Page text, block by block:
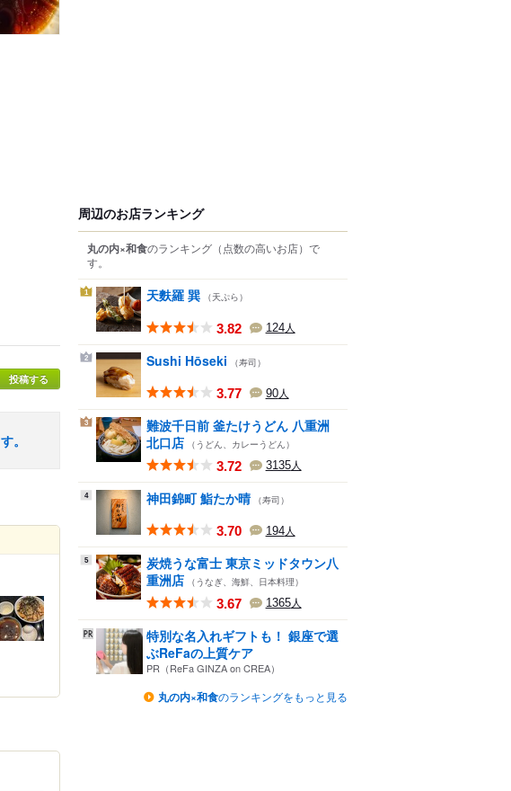
投稿する
。
周辺のお店ランキング
丸の内×和食のランキング （点数の高いお店） で
す。
1 天麩羅 巽 （天ぷら）
3.82 124人
2 Sushi Hōseki （寿司）
3.77 90人
3
難波千日前 釜たけうどん 八重洲
北口店 （うどん、カレーうどん）
3.72 3135人
4 神田錦町 鮨たか晴 （寿司）
3.70 194人
5
炭焼うな富士 東京ミッドタウン八
重洲店 （うなぎ、海鮮、日本料理）
3.67 1365人
特別な名入れギフトも！ 銀座で選
ぶReFaの上質ケア
PR（ReFa GINZA on CREA）
丸の内×和食のランキングをもっと見る